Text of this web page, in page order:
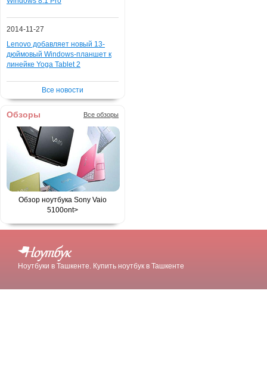
2014-11-27
Lenovo добавляет новый 13-
дюймовый Windows-планшет к
линейке Yoga Tablet 2
Все новости
Обзоры Все обзоры
Обзор ноутбука Sony Vaio
5100ont>
Ноутбуки в Ташкенте. Купить ноутбук в Ташкенте